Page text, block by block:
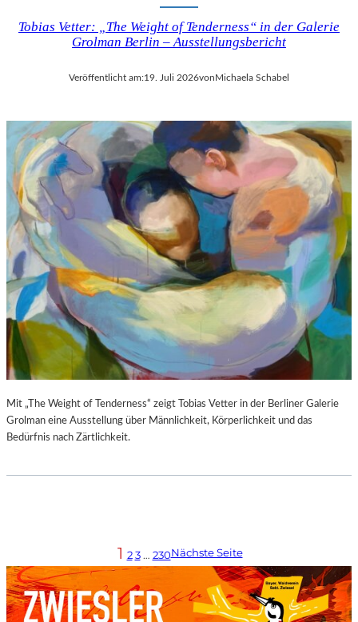
Tobias Vetter: „The Weight of Tenderness“ in der Galerie
Grolman Berlin – Ausstellungsbericht
Veröffentlicht am:19. Juli 2026vonMichaela Schabel
Mit „The Weight of Tenderness“ zeigt Tobias Vetter in der Berliner Galerie
Grolman eine Ausstellung über Männlichkeit, Körperlichkeit und das
Bedürfnis nach Zärtlichkeit.
1 2 3 … 230Nächste Seite